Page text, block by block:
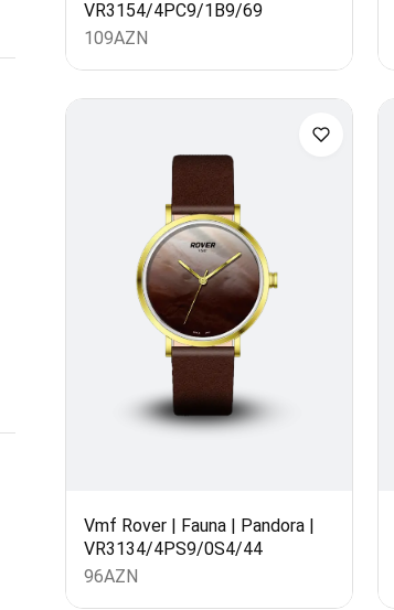
VR3154/4PC9/1B9/69
109AZN
Vmf Rover | Fauna | Pandora |
VR3134/4PS9/0S4/44
96AZN
Məhsul(lar) səbətə əlavə edildi
Sifarişin detalları